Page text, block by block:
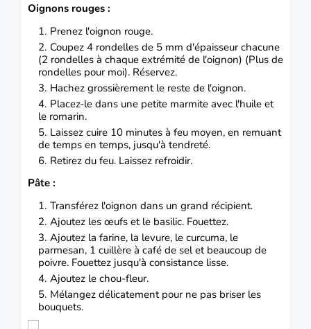
Oignons rouges :
Prenez l'oignon rouge.
Coupez 4 rondelles de 5 mm d'épaisseur chacune
(2 rondelles à chaque extrémité de l'oignon) (Plus de
rondelles pour moi). Réservez.
Hachez grossièrement le reste de l'oignon.
Placez-le dans une petite marmite avec l'huile et
le romarin.
Laissez cuire 10 minutes à feu moyen, en remuant
de temps en temps, jusqu'à tendreté.
Retirez du feu. Laissez refroidir.
Pâte :
Transférez l'oignon dans un grand récipient.
Ajoutez les œufs et le basilic. Fouettez.
Ajoutez la farine, la levure, le curcuma, le
parmesan, 1 cuillère à café de sel et beaucoup de
poivre. Fouettez jusqu'à consistance lisse.
Ajoutez le chou-fleur.
Mélangez délicatement pour ne pas briser les
bouquets.